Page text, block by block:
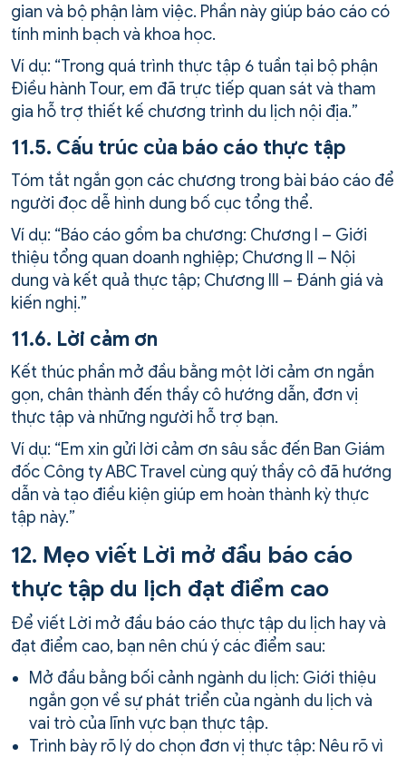
gian và bộ phận làm việc. Phần này giúp báo cáo có
tính minh bạch và khoa học.
Ví dụ: “Trong quá trình thực tập 6 tuần tại bộ phận
Điều hành Tour, em đã trực tiếp quan sát và tham
gia hỗ trợ thiết kế chương trình du lịch nội địa.”
11.5. Cấu trúc của báo cáo thực tập
Tóm tắt ngắn gọn các chương trong bài báo cáo để
người đọc dễ hình dung bố cục tổng thể.
Ví dụ: “Báo cáo gồm ba chương: Chương I – Giới
thiệu tổng quan doanh nghiệp; Chương II – Nội
dung và kết quả thực tập; Chương III – Đánh giá và
kiến nghị.”
11.6. Lời cảm ơn
Kết thúc phần mở đầu bằng một lời cảm ơn ngắn
gọn, chân thành đến thầy cô hướng dẫn, đơn vị
thực tập và những người hỗ trợ bạn.
Ví dụ: “Em xin gửi lời cảm ơn sâu sắc đến Ban Giám
đốc Công ty ABC Travel cùng quý thầy cô đã hướng
dẫn và tạo điều kiện giúp em hoàn thành kỳ thực
tập này.”
12. Mẹo viết Lời mở đầu báo cáo
thực tập du lịch đạt điểm cao
Để viết Lời mở đầu báo cáo thực tập du lịch hay và
đạt điểm cao, bạn nên chú ý các điểm sau:
Mở đầu bằng bối cảnh ngành du lịch: Giới thiệu
ngắn gọn về sự phát triển của ngành du lịch và
vai trò của lĩnh vực bạn thực tập.
Trình bày rõ lý do chọn đơn vị thực tập: Nêu rõ vì